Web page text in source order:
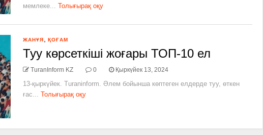
мемлеке... Толығырақ оқу
ЖАНҰЯ ҚОҒАМ
Туу көрсеткіші жоғары ТОП-10 ел
TuranInform KZ 0 Қыркүйек 13, 2024
13-қыркүйек. Turaninform. Әлем бойынша көптеген елдерде туу, өткен
ғас... Толығырақ оқу